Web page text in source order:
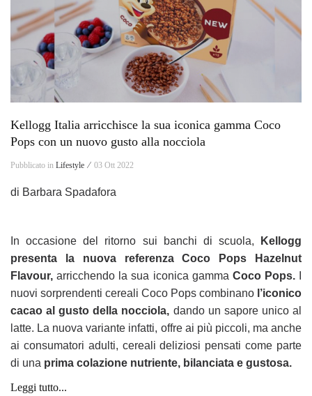
Kellogg Italia arricchisce la sua iconica gamma Coco
Pops con un nuovo gusto alla nocciola
Pubblicato in Lifestyle ⁄ 03 Ott 2022
di Barbara Spadafora
In occasione del ritorno sui banchi di scuola,
Kellogg
presenta la nuova referenza Coco Pops Hazelnut
Flavour, arricchendo la sua iconica gamma Coco Pops.
nuovi sorprendenti cereali Coco Pops combinano l’iconico
cacao al gusto della nocciola, dando un sapore unico al
latte. La nuova variante infatti, offre ai più piccoli, ma anche
ai consumatori adulti, cereali deliziosi pensati come parte
di una prima colazione nutriente, bilanciata e gustosa.
Leggi tutto...